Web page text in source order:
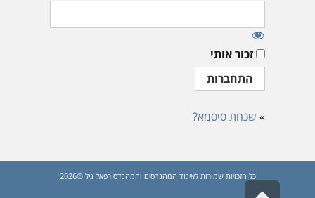
זכור אותי
» שכחת סיסמא?
כל הזכויות שמורות לאיגוד המהנדסים והמהנדס רפאל גיל ©2026